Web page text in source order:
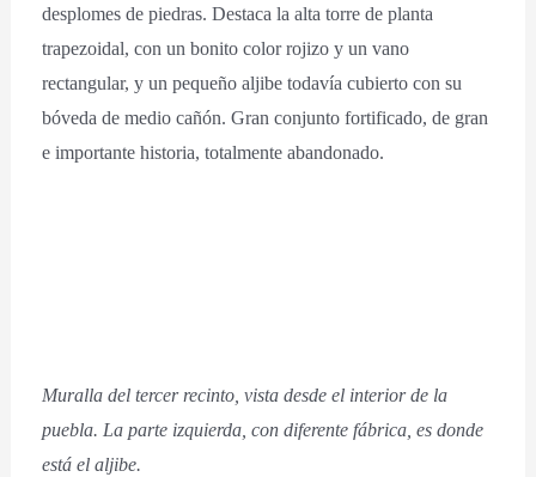
desplomes de piedras. Destaca la alta torre de planta
trapezoidal, con un bonito color rojizo y un vano
rectangular, y un pequeño aljibe todavía cubierto con su
bóveda de medio cañón. Gran conjunto fortificado, de gran
e importante historia, totalmente abandonado.
Muralla del tercer recinto, vista desde el interior de la
puebla. La parte izquierda, con diferente fábrica, es donde
está el aljibe.